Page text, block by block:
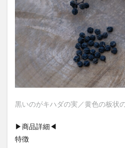
黒いのがキハダの実／黄色の板状
▶商品詳細◀
特徴
CHOICE COLA ORIGINAL CRAFT
Coke_ON_Passシリーズ
NARA COLA
FUIGO
KAMECOLA
karmanncoffee
MOTO COLA
MotoCola
あまさけ
アメリカ ア
サントリー
シナモン
ジャンクフード